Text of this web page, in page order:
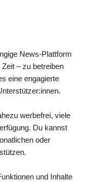
News-Plattform
– zu betreiben
eine engagierte
werbefrei, viele
Du kannst
oder
und Inhalte